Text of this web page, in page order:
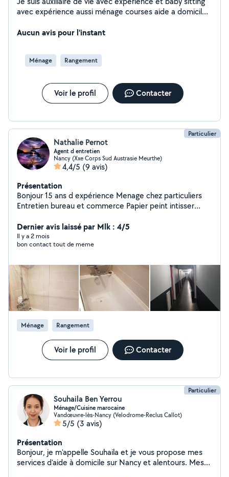
avec expérience aussi ménage courses aide a domicile
Aucun avis pour l'instant
Ménage Rangement
Voir le profil Contacter
Particulier
Nathalie Pernot
Agent d entretien
Nancy (Xxe Corps Sud Austrasie Meurthe)
4,4/5 (9 avis)
Présentation
Bonjour 15 ans d expérience Menage chez particuliers
Entretien bureau et commerce Papier peint intisser
Dernier avis laissé par Mlk : 4/5
Il y a 2 mois
bon contact tout de meme
Ménage Rangement
Voir le profil Contacter
Particulier
Souhaila Ben Yerrou
Ménage/Cuisine marocaine
Vandœuvre-lès-Nancy (Velodrome-Reclus Callot)
5/5 (3 avis)
Présentation
Bonjour, je m'appelle Souhaila et je vous propose mes
services d'aide à domicile sur Nancy et alentours. Mes